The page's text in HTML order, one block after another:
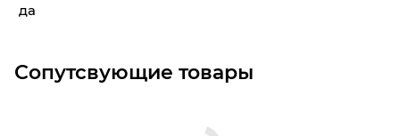
да
Сопутсвующие товары